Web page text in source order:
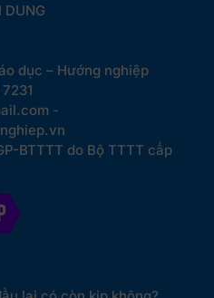
DUNG
dục – Hướng nghiệp
-
BTTTT do Bộ TTTT cấp